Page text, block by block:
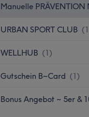
Manuelle PRÄVENTION
URBAN SPORT CLUB (1
WELLHUB (1)
Gutschein B~Card (1)
Bonus Angebot ~ 5er &